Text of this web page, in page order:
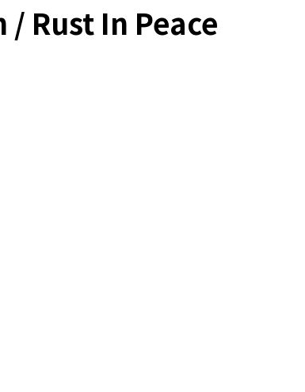
/ Rust In Peace